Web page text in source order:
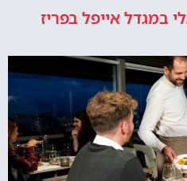
במגדל אייפל בפריז